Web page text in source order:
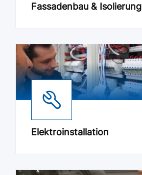
Fassadenbau & Isolierung
Elektroinstallation